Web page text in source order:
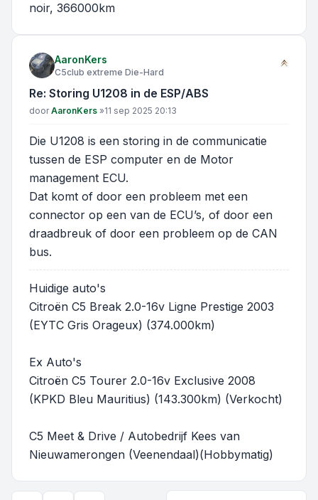
noir, 366000km
AaronKers
C5club extreme Die-Hard
Re: Storing U1208 in de ESP/ABS
Bericht
doorAaronKers »11 sep 2025 20:13
Die U1208 is een storing in de communicatie
tussen de ESP computer en de Motor
management ECU.
Dat komt of door een probleem met een
connector op een van de ECU’s, of door een
draadbreuk of door een probleem op de CAN
bus.
Huidige auto's
Citroën C5 Break 2.0-16v Ligne Prestige 2003
(EYTC Gris Orageux) (374.000km)
Ex Auto's
Citroën C5 Tourer 2.0-16v Exclusive 2008
(KPKD Bleu Mauritius) (143.300km) (Verkocht)
C5 Meet & Drive / Autobedrijf Kees van
Nieuwamerongen (Veenendaal)(Hobbymatig)